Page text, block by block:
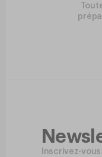
Inscrivez-